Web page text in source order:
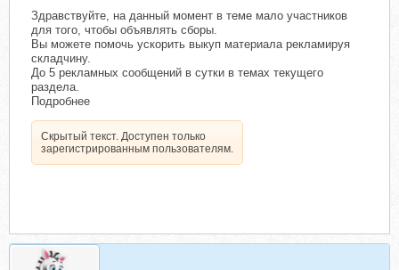
Здравствуйте, на данный момент в теме мало участников
для того, чтобы объявлять сборы.
Вы можете помочь ускорить выкуп материала рекламируя
складчину.
До 5 рекламных сообщений в сутки в темах текущего
раздела.
Подробнее
Скрытый текст. Доступен только
зарегистрированным пользователям.